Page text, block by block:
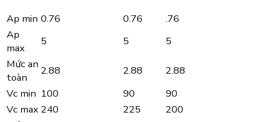
Ap min 0.76 0.76
.76
Ap
max
5 5
5
Mức an
toàn
2.88 2.88
2.88
Vc min 100 90
90
Vc max 240 225
200